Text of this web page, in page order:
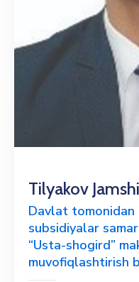
Tilyakov
Davlat
subsidiyalar
“Usta-shogird”
muvofiqlashtirish